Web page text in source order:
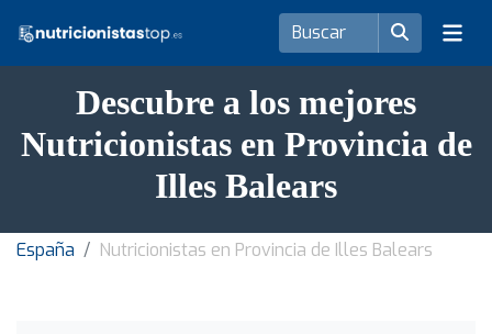
Descubre a los mejores
Nutricionistas en Provincia de
Illes Balears
España Nutricionistas en Provincia de Illes Balears